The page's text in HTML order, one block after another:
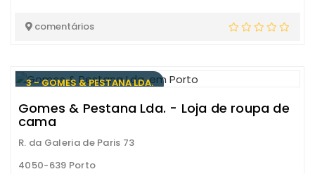
comentários
3 - GOMES & PESTANA LDA.
Gomes & Pestana Lda. - Loja de roupa de
cama
R. da Galeria de Paris 73
4050-639 Porto